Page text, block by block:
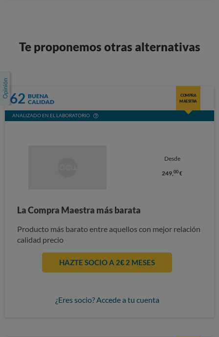
Te proponemos otras alternativas
62 BUENA
CALIDAD
COMPRA
MAESTRA
ANALIZADO EN EL LABORATORIO
Desde
249,00 €
La Compra Maestra más barata
Producto más barato entre aquellos con mejor relación
calidad precio
HAZTE SOCIO A 2€ 2 MESES
¿Eres socio? Accede a tu cuenta